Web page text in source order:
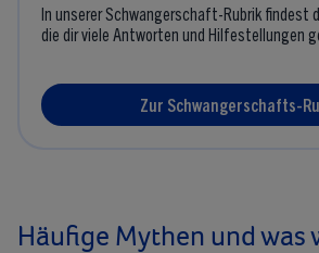
In unserer Schwangerschaft-Rubrik findest
die dir viele Antworten und Hilfestellungen
Zur Schwangerschafts-
Häufige Mythen und was